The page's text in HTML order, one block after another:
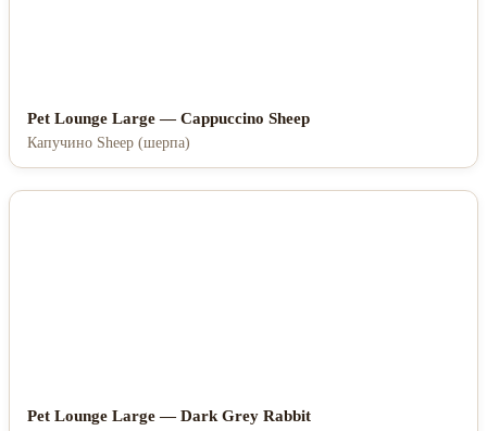
Pet Lounge Large — Cappuccino Sheep
Капучино Sheep (шерпа)
Pet Lounge Large — Dark Grey Rabbit